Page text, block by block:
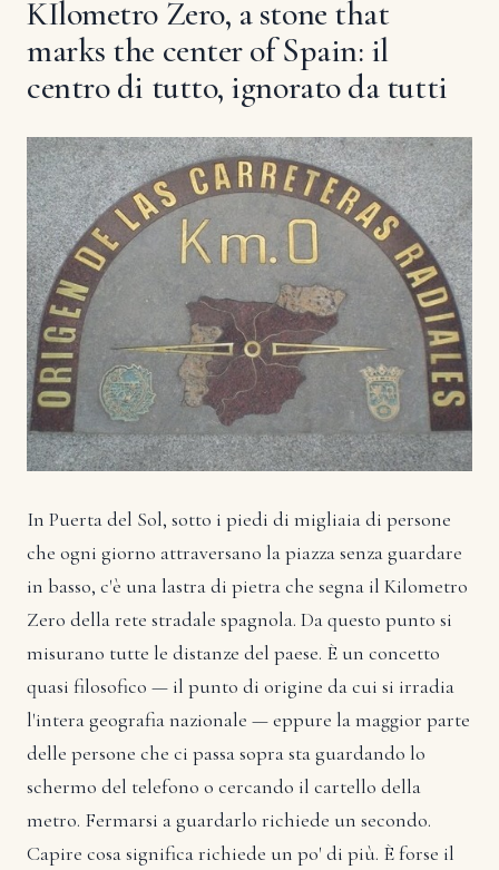
KIlometro Zero, a stone that
marks the center of Spain: il
centro di tutto, ignorato da tutti
In Puerta del Sol, sotto i piedi di migliaia di persone
che ogni giorno attraversano la piazza senza guardare
in basso, c'è una lastra di pietra che segna il Kilometro
Zero della rete stradale spagnola. Da questo punto si
misurano tutte le distanze del paese. È un concetto
quasi filosofico — il punto di origine da cui si irradia
l'intera geografia nazionale — eppure la maggior parte
delle persone che ci passa sopra sta guardando lo
schermo del telefono o cercando il cartello della
metro. Fermarsi a guardarlo richiede un secondo.
Capire cosa significa richiede un po' di più. È forse il